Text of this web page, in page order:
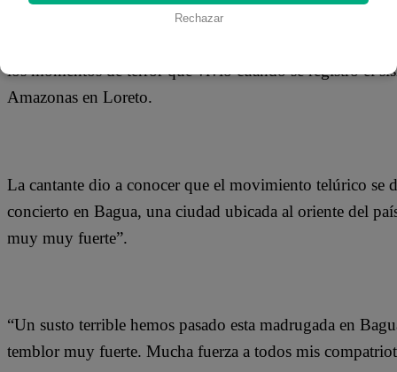
los momentos de terror que vivió cuando se registró el
Amazonas en Loreto.
La cantante dio a conocer que el movimiento telúrico se
concierto en Bagua, una ciudad ubicada al oriente del
muy muy fuerte”.
“Un susto terrible hemos pasado esta madrugada en
temblor muy fuerte. Mucha fuerza a todos mis
Rechazar